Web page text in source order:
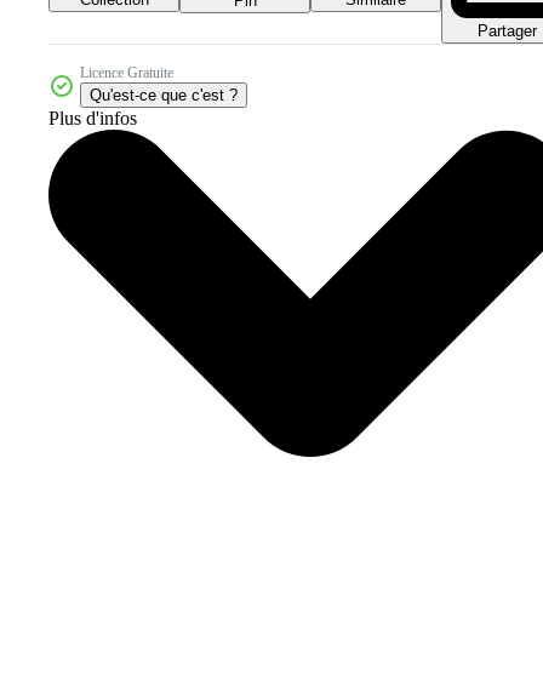
Partager
Licence Gratuite
Qu'est-ce que c'est ?
Plus d'infos